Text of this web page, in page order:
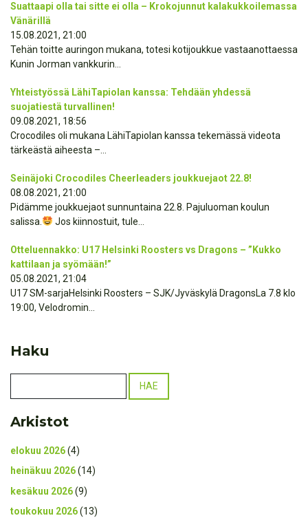
Suattaapi olla tai sitte ei olla – Krokojunnut kalakukkoilemassa
Vänärillä
15.08.2021, 21:00
Tehän toitte auringon mukana, totesi kotijoukkue vastaanottaessa
Kunin Jorman vankkurin...
Yhteistyössä LähiTapiolan kanssa: Tehdään yhdessä
suojatiestä turvallinen!
09.08.2021, 18:56
Crocodiles oli mukana LähiTapiolan kanssa tekemässä videota
tärkeästä aiheesta –...
Seinäjoki Crocodiles Cheerleaders joukkuejaot 22.8!
08.08.2021, 21:00
Pidämme joukkuejaot sunnuntaina 22.8. Pajuluoman koulun
salissa.
Jos kiinnostuit, tule...
Otteluennakko: U17 Helsinki Roosters vs Dragons – ”Kukko
kattilaan ja syömään!”
05.08.2021, 21:04
U17 SM-sarjaHelsinki Roosters – SJK/Jyväskylä DragonsLa 7.8 klo
19:00, Velodromin...
Haku
Arkistot
elokuu 2026(4)
heinäkuu 2026(14)
kesäkuu 2026(9)
toukokuu 2026(13)